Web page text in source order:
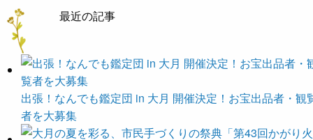
最近の記事
出張！なんでも鑑定団 in 大月 開催決定！お宝出品者・観
者を大募集